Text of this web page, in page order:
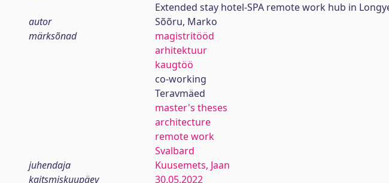
Extended stay hotel-SPA remote work hub in
autor
Sõõru, Marko
märksõnad
magistritööd
arhitektuur
kaugtöö
co-working
Teravmäed
master's theses
architecture
remote work
Svalbard
juhendaja
Kuusemets, Jaan
kaitsmiskuupäev
30.05.2022